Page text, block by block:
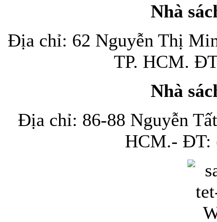
Nhà
Địa chỉ: 62 Nguyễn Thị
TP. HCM.
Nhà
Địa chỉ: 86-88 Nguyễn
HCM.- ĐT: